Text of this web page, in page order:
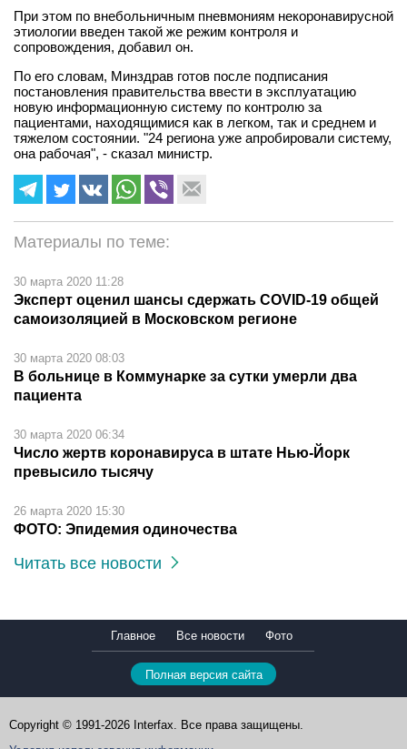
При этом по внебольничным пневмониям некоронавирусной
этиологии введен такой же режим контроля и
сопровождения, добавил он.
По его словам, Минздрав готов после подписания
постановления правительства ввести в эксплуатацию
новую информационную систему по контролю за
пациентами, находящимися как в легком, так и среднем и
тяжелом состоянии. "24 региона уже апробировали систему,
она рабочая", - сказал министр.
Материалы по теме:
30 марта 2020 11:28
Эксперт оценил шансы сдержать COVID-19 общей
самоизоляцией в Московском регионе
30 марта 2020 08:03
В больнице в Коммунарке за сутки умерли два
пациента
30 марта 2020 06:34
Число жертв коронавируса в штате Нью-Йорк
превысило тысячу
26 марта 2020 15:30
ФОТО: Эпидемия одиночества
Читать все новости
Главное Все новости Фото
Полная версия сайта
Copyright © 1991-2026 Interfax. Все права защищены.